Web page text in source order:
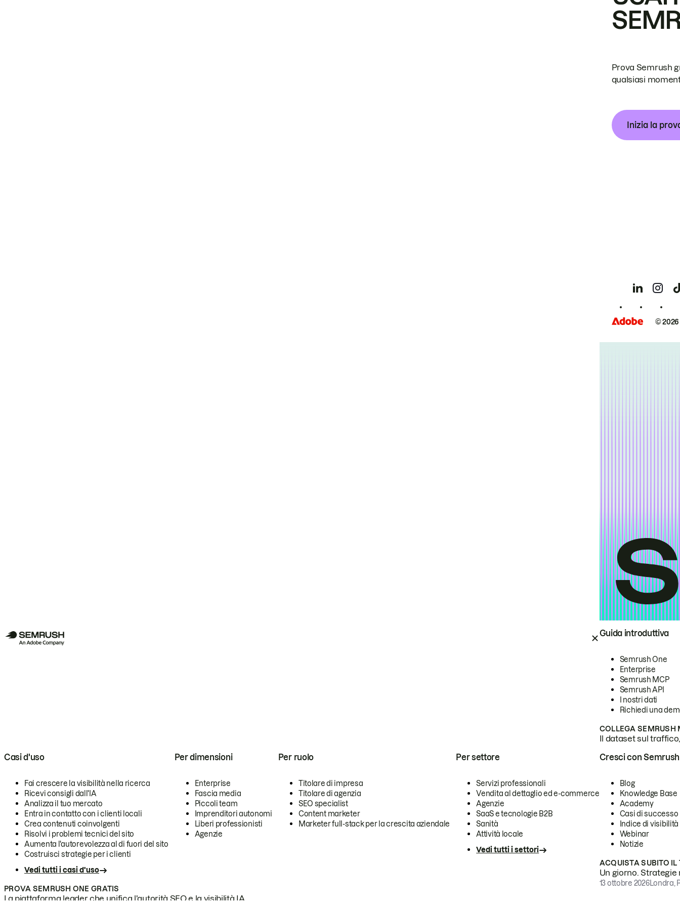
Guida introduttiva
Semrush One
Enterprise
Semrush MCP
Semrush API
I nostri dati
Richiedi una
COLLEGA SEMRUSH
Il dataset sul
Casi d'uso
Fai crescere la visibilità nella ricerca
Ricevi consigli dall'IA
Analizza il tuo mercato
Entra in contatto con i clienti locali
Crea contenuti coinvolgenti
Risolvi i problemi tecnici del sito
Aumenta l'autorevolezza al di fuori del sito
Costruisci strategie per i clienti
Vedi tutti i casi d'uso
Per dimensioni
Enterprise
Fascia media
Piccoli team
Imprenditori autonomi
Liberi professionisti
Agenzie
Per ruolo
Titolare di impresa
Titolare di agenzia
SEO specialist
Content marketer
Marketer full-stack per la crescita aziendale
Per settore
Servizi professionali
Vendita al dettaglio ed e-commerce
Agenzie
SaaS e tecnologie B2B
Sanità
Attività locale
Vedi tutti i settori
PROVA SEMRUSH ONE GRATIS
La piattaforma leader che unifica l'autorità SEO e la visibilità IA.
Cresci con Semrush
Blog
Knowledge Base
Academy
Casi di successo
Indice di visibilità
Webinar
Notizie
ACQUISTA SUBITO IL
Un giorno.
13 ottobre 2026Londra,
Prova Semrush
qualsiasi
Inizia la
©